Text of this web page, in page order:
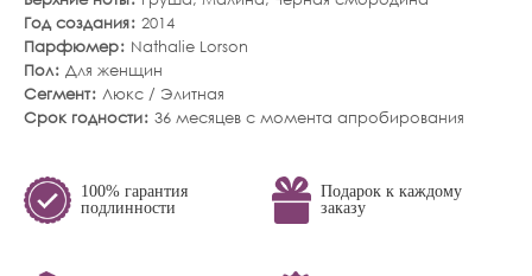
Год создания 2014
Парфюмер
Nathalie Lorson
Пол Для женщин
Сегмент Люкс / Элитная
Срок годности 36 месяцев с момента апробирования
100% гарантия
подлинности
Подарок к каждому
заказу